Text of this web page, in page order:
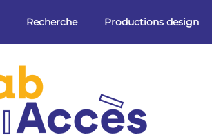
Recherche Productions design